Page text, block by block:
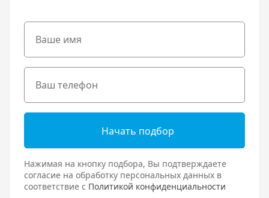
Начать подбор
Нажимая на кнопку подбора, Вы подтверждаете
согласие на обработку персональных данных в
соответствие с Политикой конфиденциальности